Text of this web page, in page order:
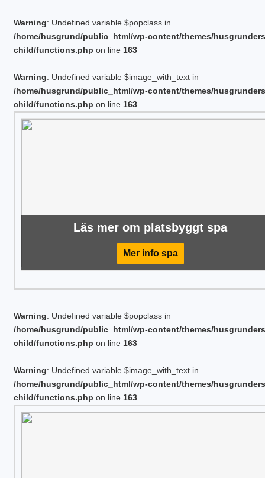
Warning: Undefined variable $popclass in
/home/husgrund/public_html/wp-content/themes/
child/functions.php on line 163
Warning: Undefined variable $image_with_text in
/home/husgrund/public_html/wp-content/themes/
child/functions.php on line 163
Läs mer om platsbyggt spa
Mer info spa
Warning: Undefined variable $popclass in
/home/husgrund/public_html/wp-content/themes/
child/functions.php on line 163
Warning: Undefined variable $image_with_text in
/home/husgrund/public_html/wp-content/themes/
child/functions.php on line 163